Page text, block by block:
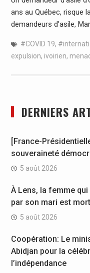
ans au Québec, risque
demandeurs d’asile,
#COVID 19,
expulsion, ivoirien,
DERNIERS
[France-
souveraineté
5 août 2026
À Lens, la femme
par son mari est
5 août 2026
Coopération: Le
Abidjan pour la
l’indépendance